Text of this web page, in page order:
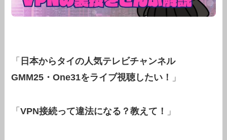
「 日本からタイの人気テレビチャンネル
GMM25・One31をライブ視聴したい！
」
「VPN接続って違法になる？教えて！ 」